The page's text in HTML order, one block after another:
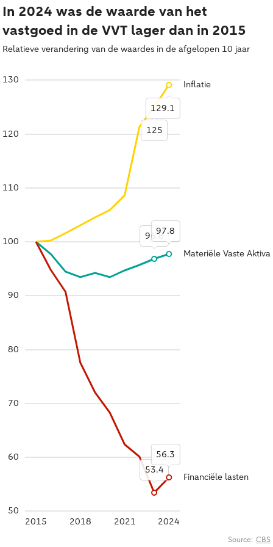
In 2024 was de waarde van het
vastgoed in de VVT lager dan in 2015
Relatieve verandering van de waardes in de afgelopen 10 jaar
2024
2021
2018
2015
50
60
70
80
90
100
110
120
130
Materiële Vaste Aktiva
Inflatie
Financiële lasten
Source: CBS
96.897.8
125
129.1
53.4
56.3